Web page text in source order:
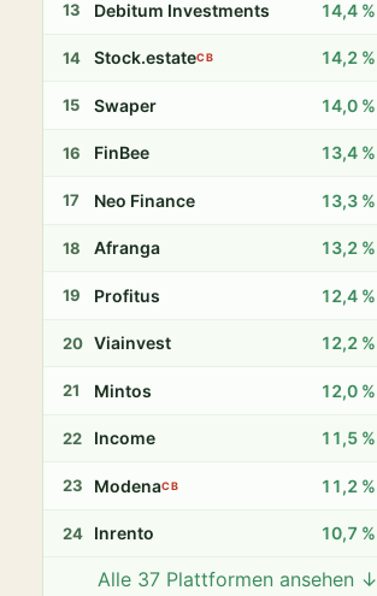
13 Debitum Investments 14,4 %
14 Stock.estateCB 14,2 %
15 Swaper 14,0 %
16 FinBee 13,4 %
17 Neo Finance 13,3 %
18 Afranga 13,2 %
19 Profitus 12,4 %
20 Viainvest 12,2 %
21 Mintos 12,0 %
22 Income 11,5 %
23 ModenaCB 11,2 %
24 Inrento 10,7 %
Twino 9,8 %
Alle 37 Plattformen ansehen ↓